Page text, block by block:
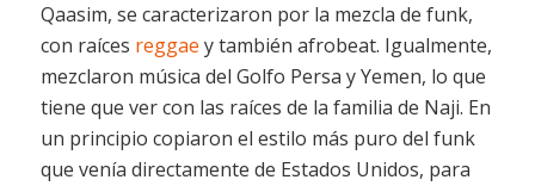
Qaasim, se caracterizaron por la mezcla de funk,
con raíces reggae y también afrobeat. Igualmente,
mezclaron música del Golfo Persa y Yemen, lo que
tiene que ver con las raíces de la familia de Naji. En
un principio copiaron el estilo más puro del funk
que venía directamente de Estados Unidos, para